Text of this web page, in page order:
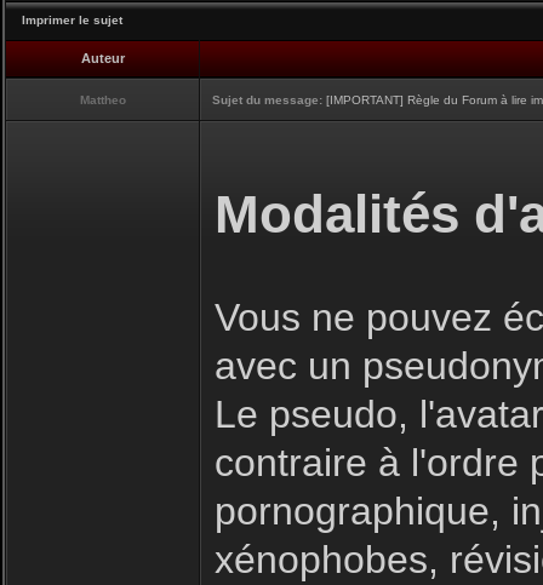
Imprimer le sujet
Auteur
Mattheo Sujet du message: [IMPORTANT] Règle du Forum à lire
Modalités
Vous ne pouvez
avec un
Le pseudo,
contraire à l'ordre
pornographique,
xénophobes,